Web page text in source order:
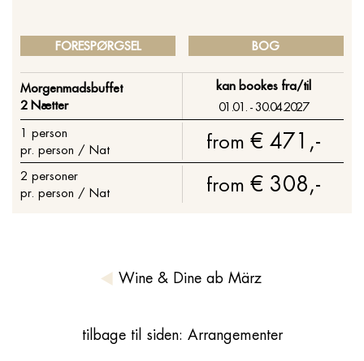
FORESPØRGSEL BOG
Morgenmadsbuffet
2 Nætter
kan bookes fra/til
01.01. - 30.04.2027
1 person
pr. person / Nat
from € 471,-
2 personer
pr. person / Nat
from € 308,-
Wine & Dine ab März
tilbage til siden: Arrangementer